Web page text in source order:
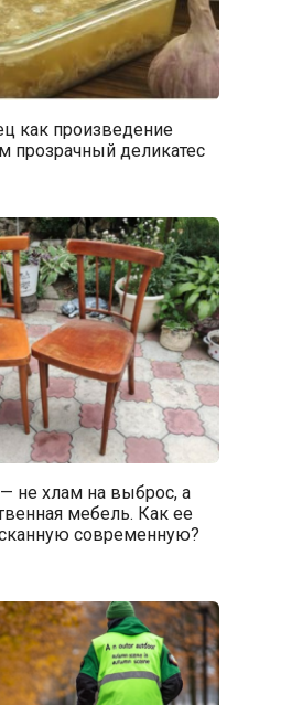
как произведение
прозрачный деликатес
не хлам на выброс, а
мебель. Как ее
современную?